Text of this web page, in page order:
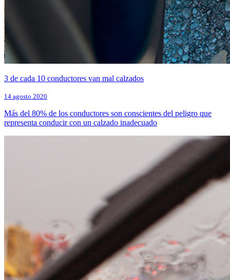
3 de cada 10 conductores van mal calzados
14 agosto 2020
Más del 80% de los conductores son conscientes del peligro que
representa conducir con un calzado inadecuado